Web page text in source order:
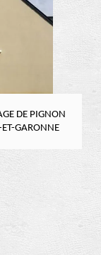
DE PIGNON
GARONNE